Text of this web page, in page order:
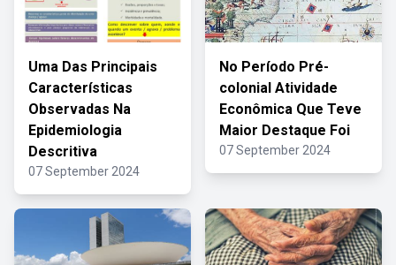
Uma Das Principais
Características
Observadas Na
Epidemiologia
Descritiva
07 September 2024
No Período Pré-
colonial Atividade
Econômica Que Teve
Maior Destaque Foi
07 September 2024